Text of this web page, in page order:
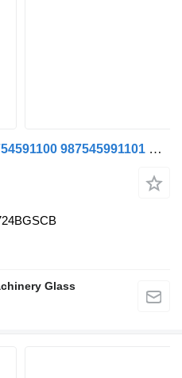
Porsche Cayman 987C 98754591100 987545991101 Heckscheibe für Porsche Cayman 987C Auto
Glass